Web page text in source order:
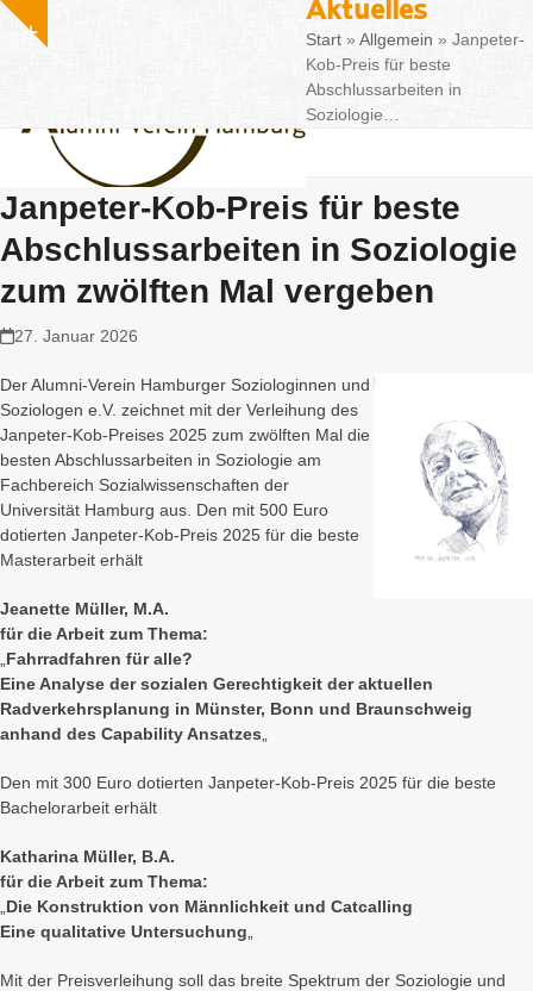
Skip
Show
Aktuelles
Start »Allgemein » Janpeter-
Kob-Preis für beste
Abschlussarbeiten in
Soziologie…
Janpeter-Kob-Preis für beste
Abschlussarbeiten in Soziologie
zum zwölften Mal vergeben
27. Januar 2026
Der Alumni-Verein Hamburger Soziologinnen und
Soziologen e.V. zeichnet mit der Verleihung des
Janpeter-Kob-Preises 2025 zum zwölften Mal die
besten Abschlussarbeiten in Soziologie am
Fachbereich Sozialwissenschaften der
Universität Hamburg aus. Den mit 500 Euro
dotierten Janpeter-Kob-Preis 2025 für die beste
Masterarbeit erhält
Jeanette Müller, M.A.
für die Arbeit zum Thema:
Fahrradfahren für alle?
Eine Analyse der sozialen Gerechtigkeit der aktuellen
Radverkehrsplanung in Münster, Bonn und Braunschweig
anhand des Capability Ansatzes
Den mit 300 Euro dotierten Janpeter-Kob-Preis 2025 für die beste
Bachelorarbeit erhält
Katharina Müller, B.A.
für die Arbeit zum Thema:
Die Konstruktion von Männlichkeit und Catcalling
Eine qualitative Untersuchung
Mit der Preisverleihung soll das breite Spektrum der Soziologie und